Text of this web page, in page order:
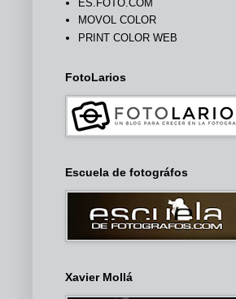
ES.FOTO.COM
MOVOL COLOR
PRINT COLOR WEB
FotoLarios
Escuela de fotográfos
Xavier Mollá